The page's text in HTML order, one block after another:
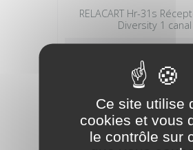
RELACART Hr-31s
Diversity 1 canal
332,02 €
Ce site utilise
cookies et vous
le contrôle sur